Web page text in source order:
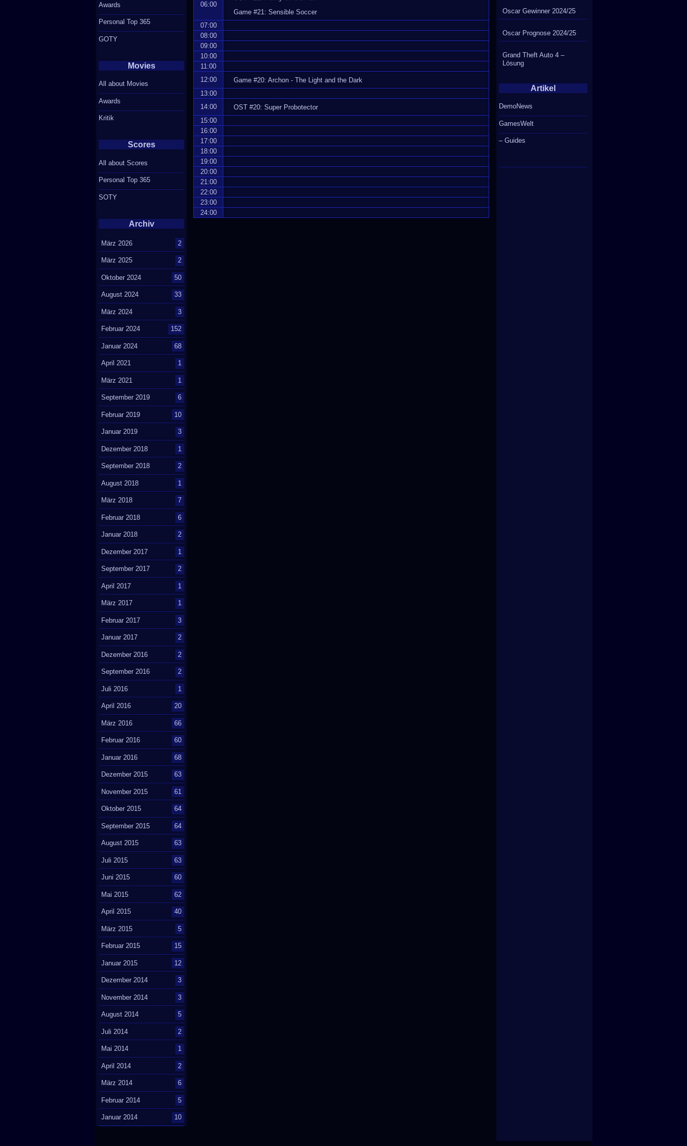
06:00
Game #21: Sensible Soccer
07:00
08:00
09:00
10:00
11:00
12:00
Game #20: Archon - The Light and the Dark
13:00
14:00
OST #20: Super Probotector
15:00
16:00
17:00
18:00
19:00
20:00
21:00
22:00
23:00
24:00
Oscar Gewinner 2024/25
Oscar Prognose 2024/25
Grand Theft Auto 4 –
Lösung
Artikel
DemoNews
GamesWelt
– Guides
Awards
Personal Top 365
GOTY
Movies
All about Movies
Awards
Kritik
Scores
All about Scores
Personal Top 365
SOTY
Archiv
März 2026 2
März 2025 2
Oktober 2024 50
August 2024 33
März 2024 3
Februar 2024 152
Januar 2024 68
April 2021 1
März 2021 1
September 2019 6
Februar 2019 10
Januar 2019 3
Dezember 2018 1
September 2018 2
August 2018 1
März 2018 7
Februar 2018 6
Januar 2018 2
Dezember 2017 1
September 2017 2
April 2017 1
März 2017 1
Februar 2017 3
Januar 2017 2
Dezember 2016 2
September 2016 2
Juli 2016 1
April 2016 20
März 2016 66
Februar 2016 60
Januar 2016 68
Dezember 2015 63
November 2015 61
Oktober 2015 64
September 2015 64
August 2015 63
Juli 2015 63
Juni 2015 60
Mai 2015 62
April 2015 40
März 2015 5
Februar 2015 15
Januar 2015 12
Dezember 2014 3
November 2014 3
August 2014 5
Juli 2014 2
Mai 2014 1
April 2014 2
März 2014 6
Februar 2014 5
Januar 2014 10